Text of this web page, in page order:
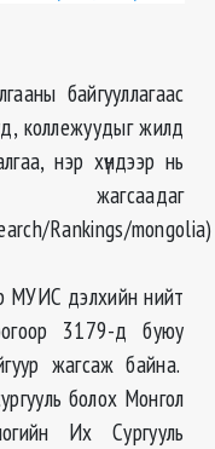
байгууллагаас
коллежуудыг жилд
нэр хүндээр нь
Rankings/mongolia)
МУИС дэлхийн нийт
3179-д буюу
жагсаж байна.
болох Монгол
Их Сургууль